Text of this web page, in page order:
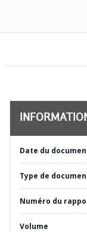
Date du
Type de
Numéro du
Volume